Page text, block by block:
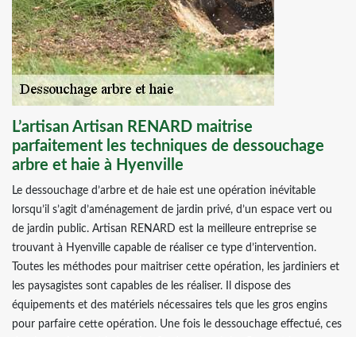
L’artisan Artisan RENARD maitrise
parfaitement les techniques de dessouchage
arbre et haie à Hyenville
Le dessouchage d’arbre et de haie est une opération inévitable
lorsqu’il s’agit d’aménagement de jardin privé, d’un espace vert ou
de jardin public. Artisan RENARD est la meilleure entreprise se
trouvant à Hyenville capable de réaliser ce type d’intervention.
Toutes les méthodes pour maitriser cette opération, les jardiniers et
les paysagistes sont capables de les réaliser. Il dispose des
équipements et des matériels nécessaires tels que les gros engins
pour parfaire cette opération. Une fois le dessouchage effectué, ces